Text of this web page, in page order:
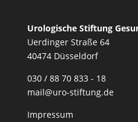
Urologische Stiftung
Uerdinger Straße 64
40474 Düsseldorf
030 / 88 70 833 - 18
mail@uro-stiftung.de
Impressum